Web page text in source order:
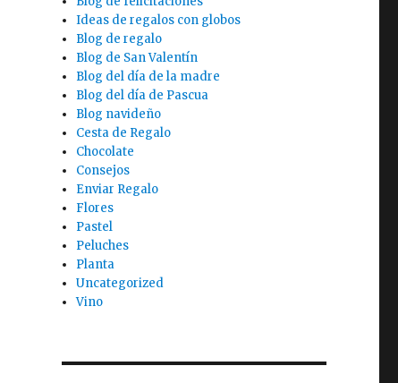
Ideas de regalos con globos
Blog de regalo
Blog de San Valentín
Blog del día de la madre
Blog del día de Pascua
Blog navideño
Cesta de Regalo
Chocolate
Consejos
Enviar Regalo
Flores
Pastel
Peluches
Planta
Uncategorized
Vino